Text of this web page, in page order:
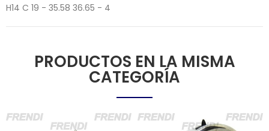
H14 C 19 - 35.58 36.65 - 4
PRODUCTOS EN LA MISMA
CATEGORÍA